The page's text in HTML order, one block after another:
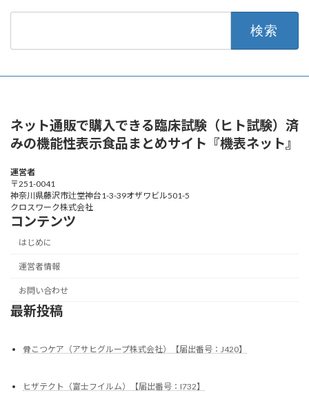
ネット通販で購入できる臨床試験（ヒト試験）済
みの機能性表示食品まとめサイト『機表ネット』
運営者
〒251-0041
神奈川県藤沢市辻堂神台1-3-39オザワビル501-5
クロスワーク株式会社
コンテンツ
はじめに
運営者情報
お問い合わせ
最新投稿
骨こつケア（アサヒグループ株式会社）【届出番号：J420】
ヒザテクト（富士フイルム）【届出番号：I732】